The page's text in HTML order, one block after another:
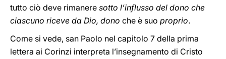
tutto ciò deve rimanere sotto l’influsso del dono che
ciascuno riceve da Dio, dono che è suo proprio.
Come si vede, san Paolo nel capitolo 7 della prima
lettera ai Corinzi interpreta l’insegnamento di Cristo